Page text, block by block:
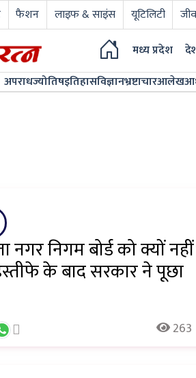
फैशन लाइफ & साइंस यूटिलिटी
मध्य प्रदेश
अपराधज्योतिषइतिहासविज्ञानभ्रष्टाचारआलेख
नगर निगम बोर्ड को क्यों
के बाद सरकार ने पूछा
263